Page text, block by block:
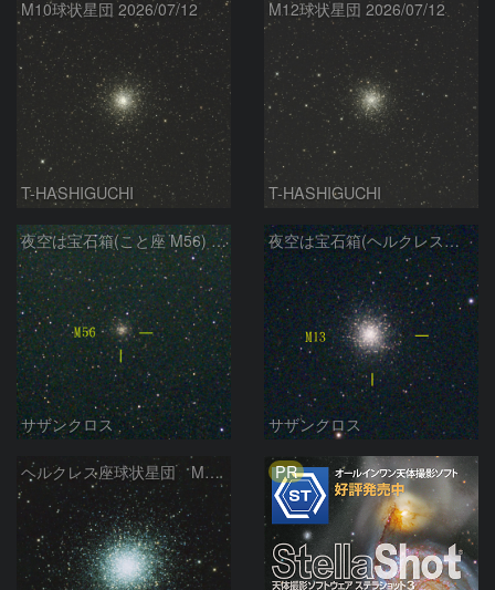
M10球状星団 2026/07/12
T-HASHIGUCHI
M12球状星団 2026/07/12
T-HASHIGUCHI
夜空は宝石箱(こと座 M56) Seestar50
サザンクロス
夜空は宝石箱(ヘルクレス座 M13) Seestar50
サザンクロス
ヘルクレス座球状星団 M１３（RGB合成） PR